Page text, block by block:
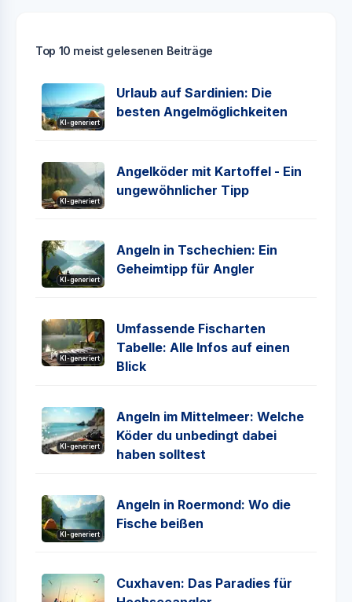
Top 10 meist gelesenen Beiträge
KI-generiert
Urlaub auf Sardinien: Die
besten Angelmöglichkeiten
KI-generiert
Angelköder mit Kartoffel - Ein
ungewöhnlicher Tipp
KI-generiert
Angeln in Tschechien: Ein
Geheimtipp für Angler
KI-generiert
Umfassende Fischarten
Tabelle: Alle Infos auf einen
Blick
KI-generiert
Angeln im Mittelmeer: Welche
Köder du unbedingt dabei
haben solltest
KI-generiert
Angeln in Roermond: Wo die
Fische beißen
Cuxhaven: Das Paradies für